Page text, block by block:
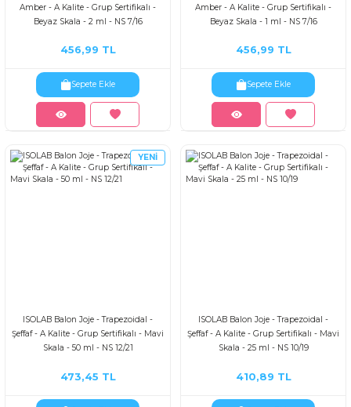
Amber - A Kalite - Grup Sertifikalı -
Beyaz Skala - 2 ml - NS 7/16
456,99 TL
Sepete Ekle
Amber - A Kalite - Grup Sertifikalı -
Beyaz Skala - 1 ml - NS 7/16
456,99 TL
Sepete Ekle
YENİ
ISOLAB Balon Joje - Trapezoidal -
Şeffaf - A Kalite - Grup Sertifikalı - Mavi
Skala - 50 ml - NS 12/21
473,45 TL
ISOLAB Balon Joje - Trapezoidal -
Şeffaf - A Kalite - Grup Sertifikalı - Mavi
Skala - 25 ml - NS 10/19
410,89 TL